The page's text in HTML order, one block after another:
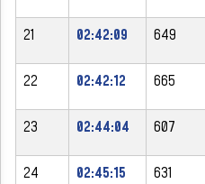
21 02:42:09 649
22 02:42:12 665
23 02:44:04 607
24 02:45:15 631